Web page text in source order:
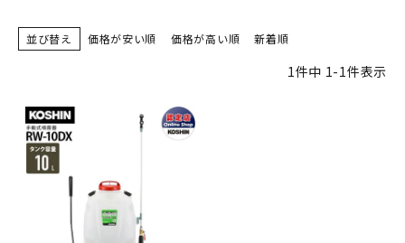
並び替え 価格が安い順 価格が高い順 新着順
1件中 1-1件表示